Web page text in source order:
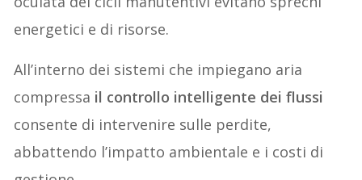
energetici e di risorse.
All’interno dei sistemi che impiegano aria
compressa il controllo intelligente dei flussi
consente di intervenire sulle perdite,
abbattendo l’impatto ambientale e i costi di